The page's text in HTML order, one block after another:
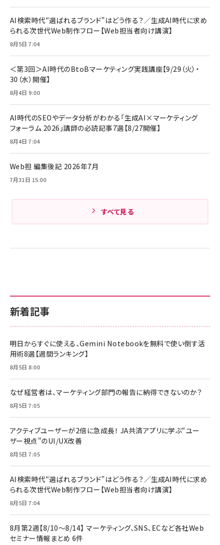
年後半、あなたの恋と運命／山田涼介]
￥880
Amazonランキングをもっと見る
【New】Amazon Fire TV Stick HD | 手軽にスト
レイヤー
￥6,980
Anker Soundcore P31i (Bluetooth 6.1) 【完
全ワイヤレスイヤホン/アクティブノイズキャンセリ
ング/マルチポイント接続 / 最大50時間再生 / PSE
Anker PowerLine III Flow USB-C & USB-C
ケーブル Anker絡まないケーブル 240W 結束バン
ド付き USB PD対応 シリコン素材採用 iPhone
17 / 16 / 15 / Galaxy iPad Pro MacBook
Amazonランキングをもっと見る
ケーブル Anker絡まないケーブル 240W 結束バン
17 / 16 / 15 / Galaxy iPad Pro MacBook
Pro/Air 各種対応 (1.8m ミッドナイトブラック)
￥1,890
キャンペーン】
￥4,857
Amazonランキングをもっと見る
新着記事
明日からすぐに使える、Gemini Notebookを無料で使い倒す活
用術8選【週間ランキング】
8月5日 8:00
なぜ経営者は、マーケティング部門の報告に納得できないのか？
8月5日 7:05
アクティブユーザーが2倍に急成長！ JA共済アプリに学ぶ“ユー
ザー視点”のUI/UX改善
8月5日 7:05
AI検索時代“選ばれるブランド”はどう作る？／生成AI時代に求め
られる次世代Web制作フロー【Web担当者向け講演】
8月5日 7:04
8月第2週【8/10～8/14】 マーケティング、SNS、ECなど各社Web
セミナー情報まとめ 6件
AI検索時代“選ばれるブランド”はどう作る？／生成AI時代に求め
られる次世代Web制作フロー【Web担当者向け講演】
8月5日 7:04
＜第3回＞AI時代のBtoBマーケティング実践講座【9/29（火）・
30（水）開催】
8月4日 9:00
AI時代のSEOやデータ分析がわかる「生成AI×マーケティング
フォーラム 2026」講師の必読記事7選【8/27開催】
8月4日 7:04
Web担 編集後記 2026年7月
7月31日 15:00
すべて見る